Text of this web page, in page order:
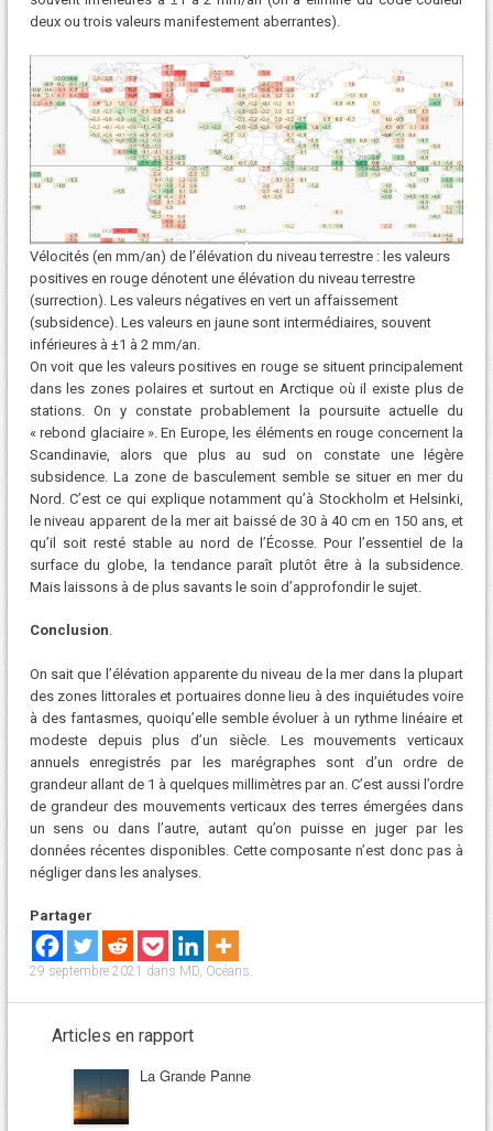
deux ou trois valeurs manifestement aberrantes).
Vélocités (en mm/an) de l’élévation du niveau terrestre : les valeurs
positives en rouge dénotent une élévation du niveau terrestre
(surrection). Les valeurs négatives en vert un affaissement
(subsidence). Les valeurs en jaune sont intermédiaires, souvent
inférieures à ±1 à 2 mm/an.
On voit que les valeurs positives en rouge se situent principalement
dans les zones polaires et surtout en Arctique où il existe plus de
stations. On y constate probablement la poursuite actuelle du
« rebond glaciaire ». En Europe, les éléments en rouge concernent la
Scandinavie, alors que plus au sud on constate une légère
subsidence. La zone de basculement semble se situer en mer du
Nord. C’est ce qui explique notamment qu’à Stockholm et Helsinki,
le niveau apparent de la mer ait baissé de 30 à 40 cm en 150 ans, et
qu’il soit resté stable au nord de l’Écosse. Pour l’essentiel de la
surface du globe, la tendance paraît plutôt être à la subsidence.
Mais laissons à de plus savants le soin d’approfondir le sujet.
Conclusion.
On sait que l’élévation apparente du niveau de la mer dans la plupart
des zones littorales et portuaires donne lieu à des inquiétudes voire
à des fantasmes, quoiqu’elle semble évoluer à un rythme linéaire et
modeste depuis plus d’un siècle. Les mouvements verticaux
annuels enregistrés par les marégraphes sont d’un ordre de
grandeur allant de 1 à quelques millimètres par an. C’est aussi l’ordre
de grandeur des mouvements verticaux des terres émergées dans
un sens ou dans l’autre, autant qu’on puisse en juger par les
données récentes disponibles. Cette composante n’est donc pas à
négliger dans les analyses.
Partager
29 septembre 2021 dans MD, Océans.
Articles en rapport
La Grande Panne